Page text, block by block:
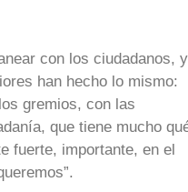
con los ciudadanos, y
han hecho lo mismo:
gremios, con las
que tiene mucho
fuerte, importante, en el